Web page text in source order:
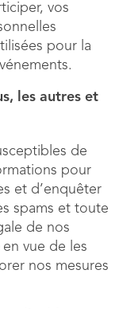
vos
pour la
les autres et
de
pour
et d’enquêter
spams et toute
de nos
vue de les
nos mesures